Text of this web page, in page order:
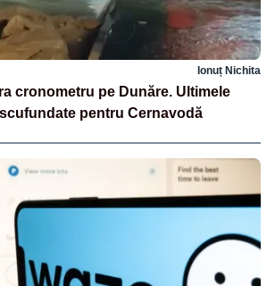
Ionuț Nichita
cronometru pe Dunăre. Ultimele
pentru Cernavodă